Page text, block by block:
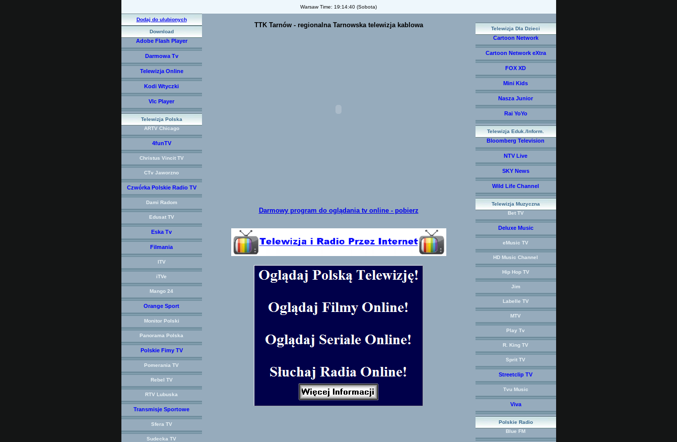
Warsaw Time: 19:14:40 (Sobota)
Dodaj do ulubionych
Download
Adobe Flash Player
Darmowa Tv
Telewizja Online
Kodi Wtyczki
Vlc Player
Telewizja Polska
ARTV Chicago
4funTV
Christus Vincit TV
CTv Jaworzno
Czwórka Polskie Radio TV
Dami Radom
Edusat TV
Eska Tv
Filmania
ITV
iTVe
Mango 24
Orange Sport
Monitor Polski
Panorama Polska
Polskie Fimy TV
Pomerania TV
Rebel TV
RTV Lubuska
Transmisje Sportowe
Sfera TV
Sudecka TV
TTK Tarnów - regionalna Tarnowska telewizja kablowa
Darmowy program do oglądania tv online - pobierz
Telewizja Dla Dzieci
Cartoon Network
Cartoon Network eXtra
FOX XD
Mini Kids
Nasza Junior
Rai YoYo
Telewizja Eduk./Inform.
Bloomberg Television
NTV Live
SKY News
Wild Life Channel
Telewizja Muzyczna
Bet TV
Deluxe Music
eMusic TV
HD Music Channel
Hip Hop TV
Jim
Labelle TV
MTV
Play Tv
R. King TV
Sprit TV
Streetclip TV
Tvu Music
Viva
Polskie Radio
Blue FM